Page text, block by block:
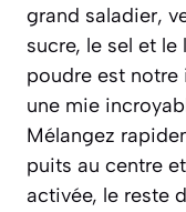
grand saladier,
sucre, le sel et
poudre est
une mie
Mélangez
puits au centre
activée, le reste